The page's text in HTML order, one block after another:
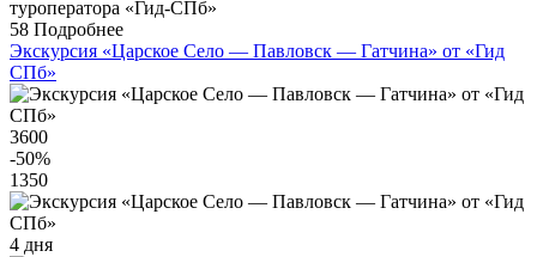
58 Подробнее
Экскурсия «Царское Село — Павловск — Гатчина» от «Гид
СПб»
3600
-50%
1350
4 дня